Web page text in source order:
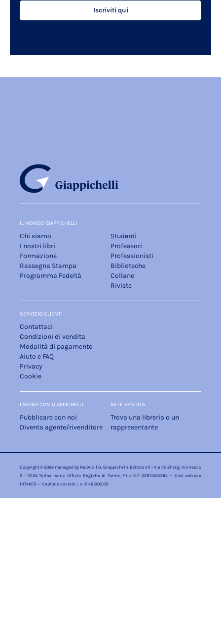
Iscriviti qui
IL MONDO GIAPPICHELLI
Chi siamo
I nostri libri
Formazione
Rassegna Stampa
Programma Fedeltà
Studenti
Professori
Professionisti
Biblioteche
Collane
Riviste
SERVIZIO CLIENTI
Contattaci
Condizioni di vendita
Modalità di pagamento
Aiuto e FAQ
Privacy
Cookie
LAVORA CON GIAPPICHELLI
Pubblicare con noi
Diventa agente/rivenditore
RETE VENDITA
Trova una libreria o un
rappresentante
Copyright © 2026 managed by Ne.W.S. | G. Giappichelli Editore srl - Via Po 21 ang. Via Vasco
2 - 10124 Torino Iscriz. Ufficio Registro di Torino, P.I e C.F 02874520014 — Cod. univoco
1N74KED — Capitale sociale i. v. € 46.800,00